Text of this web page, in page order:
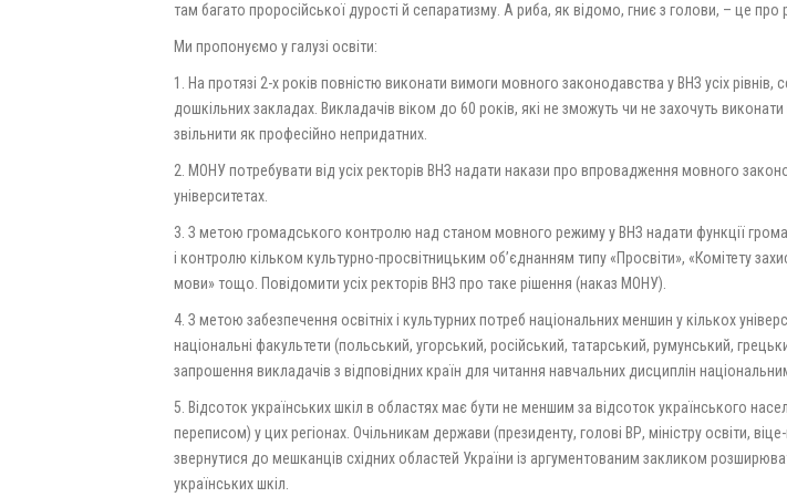
там багато проросійської дурості й сепаратизму. А риба, як відомо, гниє з голови, – це про
Ми пропонуємо у галузі освіти:
1. На протязі 2-х років повністю виконати вимоги мовного законодавства у ВНЗ усіх рівнів,
дошкільних закладах. Викладачів віком до 60 років, які не зможуть чи не захочуть
звільнити як професійно непридатних.
2. МОНУ потребувати від усіх ректорів ВНЗ надати накази про впровадження мовного
університетах.
3. З метою громадського контролю над станом мовного режиму у ВНЗ надати функції
і контролю кільком культурно-просвітницьким об’єднанням типу «Просвіти», «Комітету
мови» тощо. Повідомити усіх ректорів ВНЗ про таке рішення (наказ МОНУ).
4. З метою забезпечення освітніх і культурних потреб національних меншин у кількох
національні факультети (польський, угорський, російський, татарський, румунський,
запрошення викладачів з відповідних країн для читання навчальних дисциплін
5. Відсоток українських шкіл в областях має бути не меншим за відсоток українського
переписом) у цих регіонах. Очільникам держави (президенту, голові ВР, міністру освіти, віце-
звернутися до мешканців східних областей України із аргументованим закликом
українських шкіл.